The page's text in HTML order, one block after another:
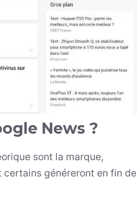
News ?
sont la marque,
généreront en fin de